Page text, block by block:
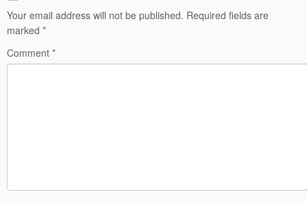
Your email address will not be published. Required fields are
marked *
Comment *